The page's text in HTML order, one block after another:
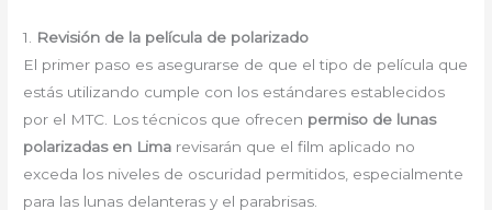
1. Revisión de la película de polarizado
El primer paso es asegurarse de que el tipo de película que
estás utilizando cumple con los estándares establecidos
por el MTC. Los técnicos que ofrecen permiso de lunas
polarizadas en Lima revisarán que el film aplicado no
exceda los niveles de oscuridad permitidos, especialmente
para las lunas delanteras y el parabrisas.